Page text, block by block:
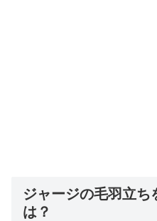
ジャージの毛羽立ち
は？